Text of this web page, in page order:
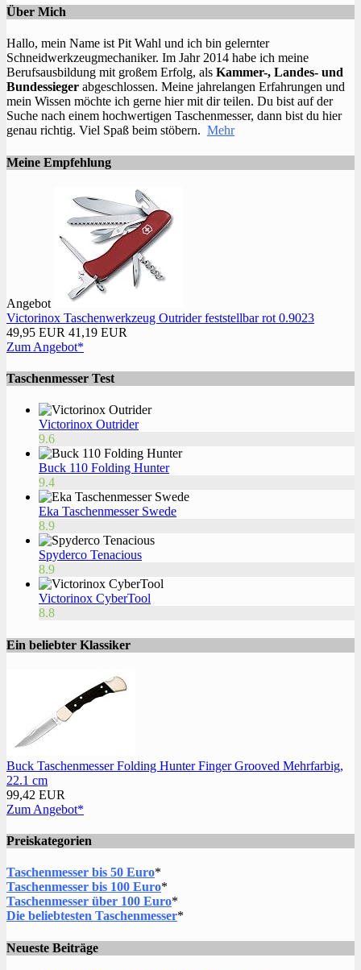
Über Mich
Hallo, mein Name ist Pit Wahl und ich bin gelernter
Schneidwerkzeugmechaniker. Im Jahr 2014 habe ich meine
Berufsausbildung mit großem Erfolg, als Kammer-, Landes- und
Bundessieger abgeschlossen. Meine jahrelangen Erfahrungen und
mein Wissen möchte ich gerne hier mit dir teilen. Du bist auf der
Suche nach einem hochwertigen Taschenmesser, dann bist du hier
genau richtig. Viel Spaß beim stöbern. Mehr
Meine Empfehlung
Angebot
Victorinox Taschenwerkzeug Outrider feststellbar rot 0.9023
49,95 EUR 41,19 EUR
Zum Angebot*
Taschenmesser Test
Victorinox Outrider
9.6
Buck 110 Folding Hunter
9.4
Eka Taschenmesser Swede
8.9
Spyderco Tenacious
8.9
Victorinox CyberTool
8.8
Ein beliebter Klassiker
Buck Taschenmesser Folding Hunter Finger Grooved Mehrfarbig,
22.1 cm
99,42 EUR
Zum Angebot*
Preiskategorien
Taschenmesser bis 50 Euro*
Taschenmesser bis 100 Euro*
Taschenmesser über 100 Euro*
Die beliebtesten Taschenmesser*
Neueste Beiträge